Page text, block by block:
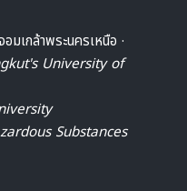
มเกล้าพระนครเหนือ ·
University of
Substances